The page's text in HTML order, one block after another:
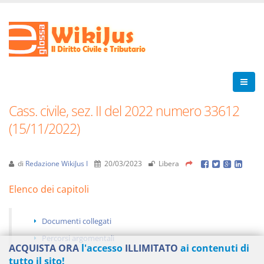
Cass. civile, sez. II del 2022 numero 33612
(15/11/2022)
di Redazione WikiJus I 20/03/2023 Libera
Elenco dei capitoli
Documenti collegati
Percorsi argomentali
ACQUISTA ORA l'accesso ILLIMITATO ai contenuti di
tutto il sito!